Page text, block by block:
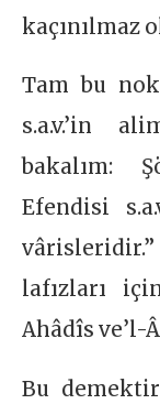
kaçınılmaz
Tam bu
s.a.v.’in
bakalım:
Efendisi
lafızları
Ahâdîs ve’l-
Bu